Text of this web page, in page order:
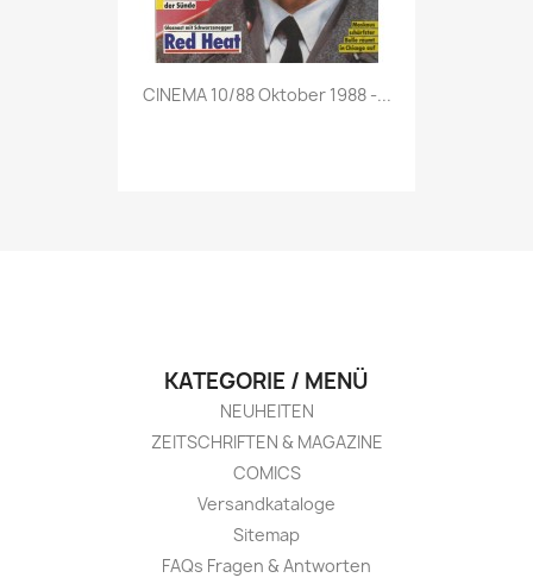
Vorschau
CINEMA 10/88 Oktober 1988 -...
KATEGORIE / MENÜ
NEUHEITEN
ZEITSCHRIFTEN & MAGAZINE
COMICS
Versandkataloge
Sitemap
FAQs Fragen & Antworten